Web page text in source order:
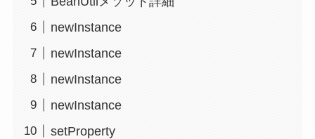
newInstance
newInstance
newInstance
newInstance
setProperty